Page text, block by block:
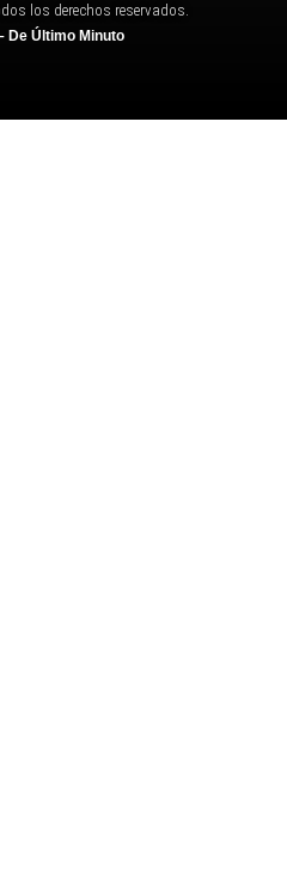
los derechos reservados.
De Último Minuto